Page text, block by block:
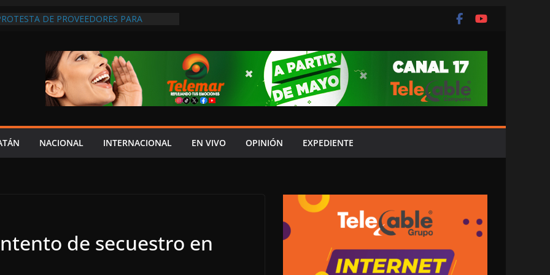
DE PROVEEDORES PARA
DIPUTADA LOCAL DE MORENA
MAÑANA PARA EXIGIR JUSTICIA POR
LA VIDA EN EL ACCIDENTE DE LA
CAMPAÑA DE DONACIÓN DE SANGRE
ENTREGA EL DOCUMENTO DEL V
AL CONGRESO
NACIONAL INTERNACIONAL EN VIVO OPINIÓN EXPEDIENTE
de secuestro en